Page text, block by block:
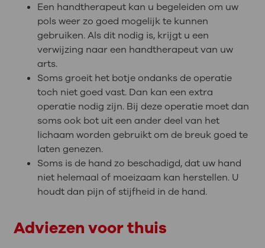
Een handtherapeut kan u begeleiden om uw
pols weer zo goed mogelijk te kunnen
gebruiken. Als dit nodig is, krijgt u een
verwijzing naar een handtherapeut van uw
arts.
Soms groeit het botje ondanks de operatie
toch niet goed vast. Dan kan een extra
operatie nodig zijn. Bij deze operatie moet dan
soms ook bot uit een ander deel van het
lichaam worden gebruikt om de breuk goed te
laten genezen.
Soms is de hand zo beschadigd, dat uw hand
niet helemaal of moeizaam kan herstellen. U
houdt dan pijn of stijfheid in de hand.
Adviezen voor thuis